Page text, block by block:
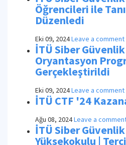
Öğrencileri ile
Düzenledi
Eki 09, 2024Leave a comment
İTÜ Siber
Oryantasyon
Gerçekleştirildi
Eki 09, 2024Leave a comment
İTÜ CTF '24
Ağu 08, 2024Leave a
İTÜ Siber
Yüksekokulu |